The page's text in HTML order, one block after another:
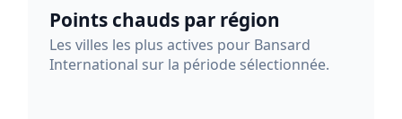
Points chauds par région
Les villes les plus actives pour Bansard
International sur la période sélectionnée.